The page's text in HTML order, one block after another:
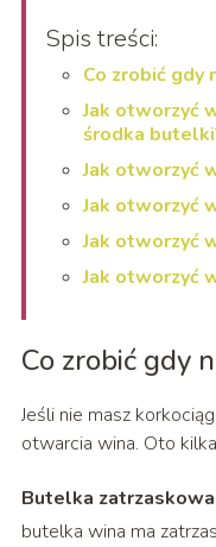
Spis treści:
Co zrobić gdy
Jak otworzyć
środka
Jak otworzyć
Jak otworzyć
Jak otworzyć
Jak otworzyć
Co zrobić gdy
Jeśli nie masz
otwarcia wina. Oto
Butelka zatrzaskowa
butelka wina ma